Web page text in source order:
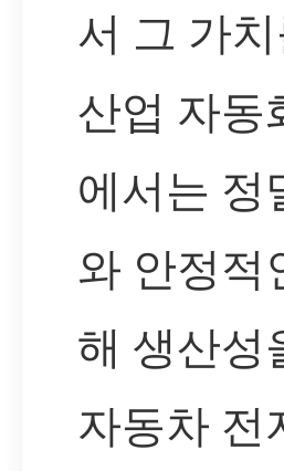
서 그 가
산업 자동
에서는 정
와 안정적
해 생산성
자동차 전